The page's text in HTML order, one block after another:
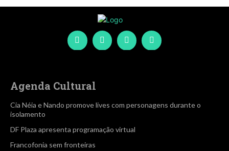
Agenda Cultural
Cia Néia e Nando promove lives com personagens durante o
isolamento
DF Plaza apresenta programação virtual
Francofonia sem fronteiras